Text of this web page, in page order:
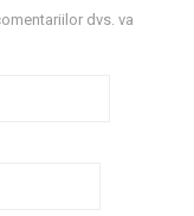
dvs. va